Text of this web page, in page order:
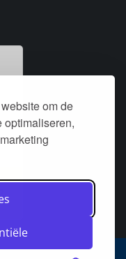
om de
optimaliseren,